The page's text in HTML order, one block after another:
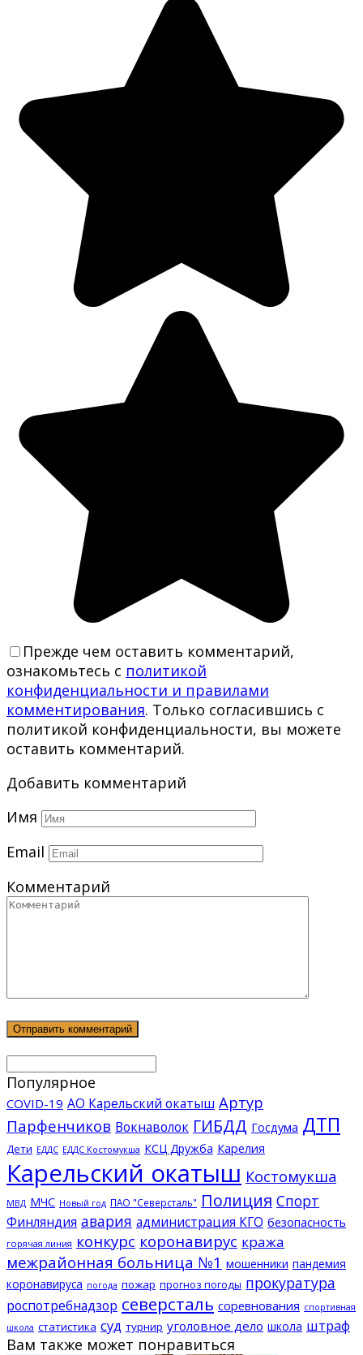
Прежде чем оставить комментарий,
ознакомьтесь с политикой
конфиденциальности и правилами
комментирования. Только согласившись с
политикой конфиденциальности, вы можете
оставить комментарий.
Добавить комментарий
Имя
Email
Комментарий
Популярное
COVID-19 АО Карельский окатыш Артур
Парфенчиков Вокнаволок ГИБДД Госдума ДТП
Дети ЕДДС ЕДДС Костомукша КСЦ Дружба Карелия
Карельский окатыш Костомукша
МВД МЧС Новый год ПАО "Северсталь" Полиция Спорт
Финляндия авария администрация КГО безопасность
горячая линия конкурс коронавирус кража
межрайонная больница №1 мошенники пандемия
коронавируса погода пожар прогноз погоды прокуратура
роспотребнадзор северсталь соревнования спортивная
школа статистика суд турнир уголовное дело школа штраф
Вам также может понравиться